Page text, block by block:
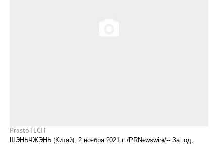
ProstoTECH
ШЭНЬЧЖЭНЬ (Китай), 2 ноября 2021 г. /PRNewswire/-- За год,